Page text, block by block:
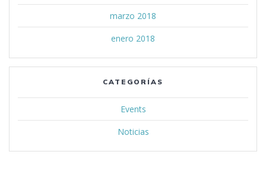
marzo 2018
enero 2018
CATEGORÍAS
Events
Noticias